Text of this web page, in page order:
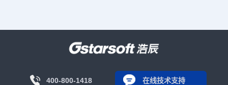
400-800-1418 在线技术支持